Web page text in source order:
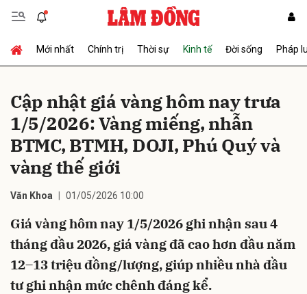
Mới nhất Chính trị Thời sự Kinh tế Đời sống Pháp
Cập nhật giá vàng hôm nay trưa
1/5/2026: Vàng miếng, nhẫn
BTMC, BTMH, DOJI, Phú Quý và
vàng thế giới
Văn Khoa 01/05/2026 10:00
Giá vàng hôm nay 1/5/2026 ghi nhận sau 4
tháng đầu 2026, giá vàng đã cao hơn đầu năm
12–13 triệu đồng/lượng, giúp nhiều nhà đầu
tư ghi nhận mức chênh đáng kể.
Gửi bình luận